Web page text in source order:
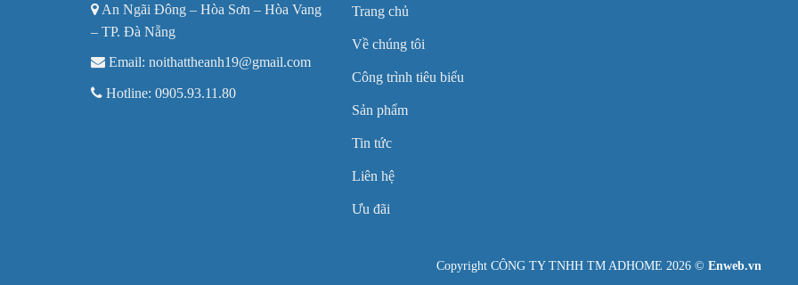
An Ngãi Đông – Hòa Sơn – Hòa Vang
– TP. Đà Nẵng
Email: noithattheanh19@gmail.com
Hotline: 0905.93.11.80
Trang chủ
Về chúng tôi
Công trình tiêu biểu
Sản phẩm
Tin tức
Liên hệ
Ưu đãi
Copyright CÔNG TY TNHH TM ADHOME 2026 © Enweb.vn